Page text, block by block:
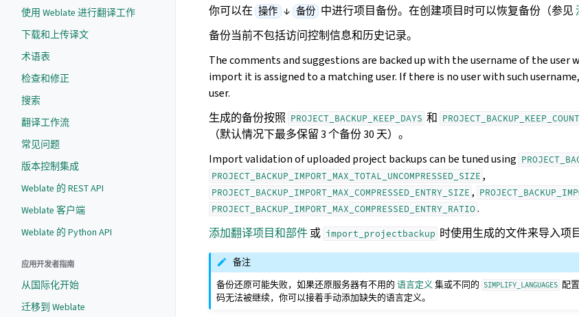
使用 Weblate 进行翻译工作
下载和上传译文
术语表
检查和修正
搜索
翻译工作流
常见问题
版本控制集成
Weblate 的 REST API
Weblate 客户端
Weblate 的 Python API
应用开发者指南
从国际化开始
迁移到 Weblate
你可以在 操作 ↓ 备份 中进行项目备份。在创建项目时可以恢复备份（参见
备份当前不包括访问控制信息和历史记录。
The comments and suggestions are backed up with the username of the user
import it is assigned to a matching user. If there is no user with such
user.
生成的备份按照 PROJECT_BACKUP_KEEP_DAYS 和 PROJECT_BACKUP_KEEP_COUNT
（默认情况下最多保留 3 个备份 30 天）。
Import validation of uploaded project backups can be tuned using
PROJECT_BACKUP_IMPORT_MAX_TOTAL_UNCOMPRESSED_SIZE ,
PROJECT_BACKUP_IMPORT_MAX_COMPRESSED_ENTRY_SIZE ,
PROJECT_BACKUP_IMPORT_MAX_COMPRESSED_ENTRY_RATIO .
添加翻译项目和部件或 import_projectbackup 时使用生成的文件来导入项目
备注
备份还原可能失败，如果还原服务器有不用的语言定义 集或不同的 SIMPLIFY_LANGUAGES 配
码无法被继续，你可以接着手动添加缺失的语言定义。